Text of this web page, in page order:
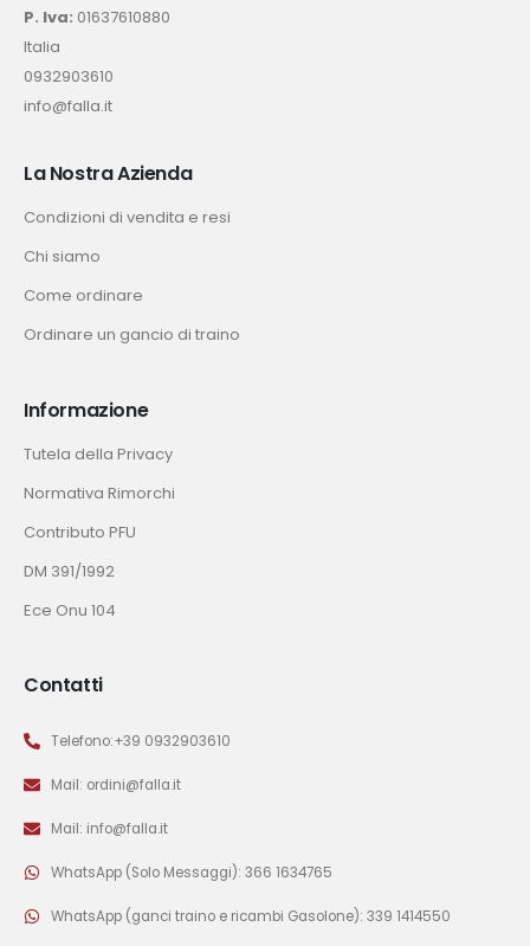
P. Iva: 01637610880
Italia
0932903610
info@falla.it
La Nostra Azienda
Condizioni di vendita e resi
Chi siamo
Come ordinare
Ordinare un gancio di traino
Informazione
Tutela della Privacy
Normativa Rimorchi
Contributo PFU
DM 391/1992
Ece Onu 104
Contatti
Telefono:+39 0932903610
Mail: ordini@falla.it
Mail: info@falla.it
WhatsApp (Solo Messaggi): 366 1634765
WhatsApp (ganci traino e ricambi Gasolone): 339 1414550